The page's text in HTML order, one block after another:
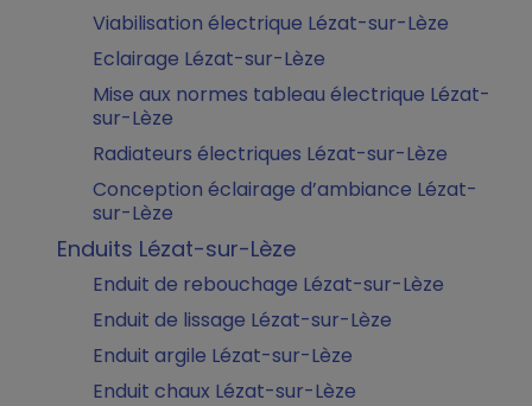
Viabilisation électrique Lézat-sur-Lèze
Eclairage Lézat-sur-Lèze
Mise aux normes tableau électrique Lézat-
sur-Lèze
Radiateurs électriques Lézat-sur-Lèze
Conception éclairage d’ambiance Lézat-
sur-Lèze
Enduits Lézat-sur-Lèze
Enduit de rebouchage Lézat-sur-Lèze
Enduit de lissage Lézat-sur-Lèze
Enduit argile Lézat-sur-Lèze
Enduit chaux Lézat-sur-Lèze